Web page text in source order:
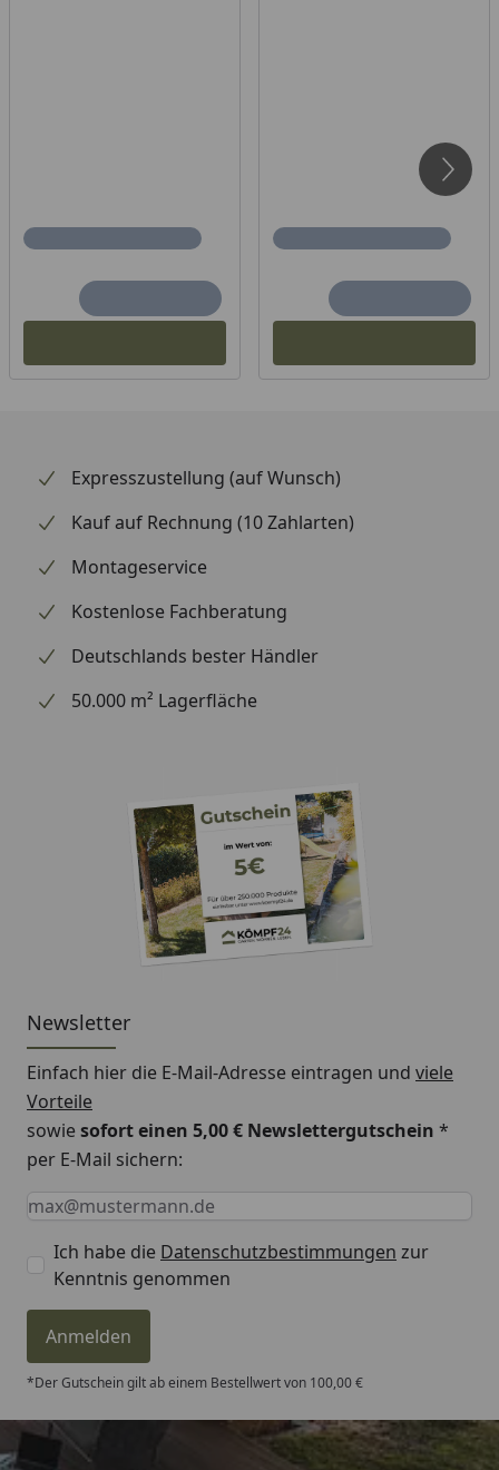
Expresszustellung (auf Wunsch)
Kauf auf Rechnung (10 Zahlarten)
Montageservice
Kostenlose Fachberatung
Deutschlands bester Händler
50.000 m² Lagerfläche
Newsletter
Einfach hier die E-Mail-Adresse eintragen und viele
Vorteile
sowiesofort einen 5,00 € Newslettergutschein *
per E-Mail sichern:
Keine Eingabe erforderlich
Eingabe erforderlich
E-Mail *
Ich habe die Datenschutzbestimmungen zur
Kenntnis genommen
Anmelden
*Der Gutschein gilt ab einem Bestellwert von 100,00 €